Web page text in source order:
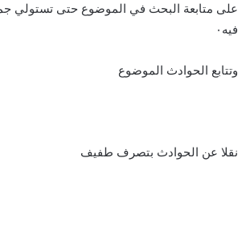
على متابعة البحث في الموضوع حتى تستولي
فيه٠
وتتابع الحوادث الموضوع
نقلا عن الحوادث بتصرف طفيف